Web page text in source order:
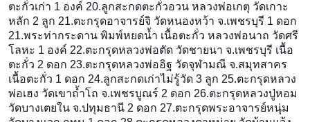
ตะกั่วเก่า 1 องค์ 20.ลูกสะกดตะกั่วอวน หลวงพ่อเกตุ วัดเกาะ
หลัก 2 ลูก 21.ตะกรุดอาจารย์จิ วัดหนองหว้า จ.เพชรบุรี 1 ดอก
21.พระท่ากระดาน พิมพ์หยดน้ำ เนื้อตะกั่ว หลวงพ่อนาถ วัดศรี
โลหะ 1 องค์ 22.ตะกรุดหลวงพ่อตัด วัดชายนา จ.เพชรบุรี เนื้อ
ตะกั่ว 2 ดอก 23.ตะกรุดหลวงพ่ออิฐ วัดจุฬามณี จ.สมุทสาคร
เนื้อตะกั่ว 1 ดอก 24.ลูกสะกดเก่าไม่รู้วัด 3 ลูก 25.ตะกรุดหลวง
พ่อเฮง วัดเขาถ้ำโถ จ.เพชรบูณร์ 2 ดอก 26.ตะกรุดหลวงปู่หอม
วัดบางเตยใน จ.ปทุมธานี 2 ดอก 27.ตะกรุดพระอาจารย์หนุ่ม